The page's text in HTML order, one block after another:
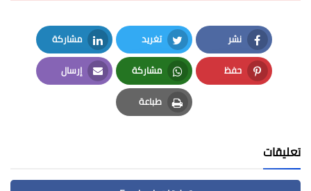
نشر
Facebook
تغريد
Twitter
مشاركة
LinkedIn
حفظ
Pinterest
مشاركة
Whatsapp
إرسال
Email
طباعة
Print
تعليقات